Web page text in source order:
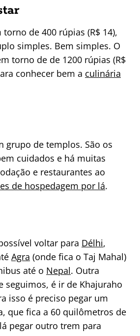
torno de 400 rúpias (R$ 14),
simples. Bem simples. O
torno de de 1200 rúpias (R$
conhecer bem a culinária
grupo de templos. São os
cuidados e há muitas
e restaurantes ao
de hospedagem por lá.
voltar para Délhi,
Agra (onde fica o Taj Mahal)
até o Nepal. Outra
seguimos, é ir de Khajuraho
isso é preciso pegar um
que fica a 60 quilômetros de
pegar outro trem para